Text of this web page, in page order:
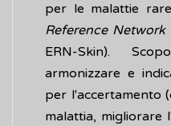
per le malattie
Reference Network
ERN-Skin).
armonizzare e
per l'accertamento
malattia, migliorare